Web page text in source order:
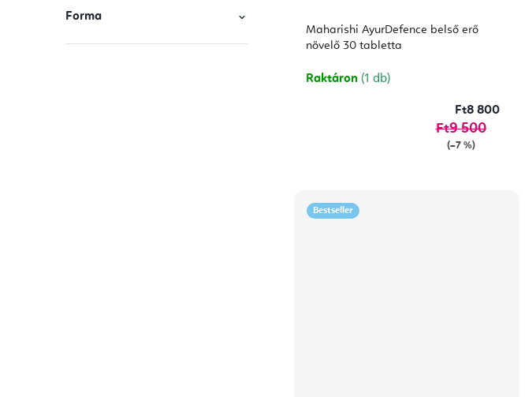
Forma
Maharishi AyurDefence belső erő
növelő 30 tabletta
Raktáron (1 db)
Ft8 800
Ft9 500
(–7 %)
Bestseller